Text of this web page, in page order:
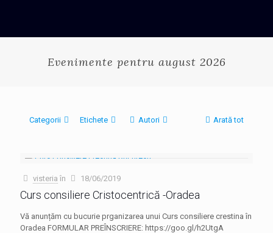
Evenimente pentru august 2026
Categorii Etichete Autori Arată tot
visteria în 18/06/2019
Curs consiliere Cristocentrică -Oradea
Vă anunțăm cu bucurie prganizarea unui Curs consiliere crestina în
Oradea FORMULAR PREÎNSCRIERE: https://goo.gl/h2UtgA